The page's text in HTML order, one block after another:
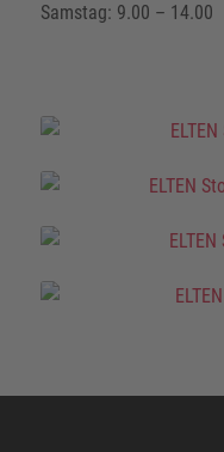
Samstag: 9.00 – 14.00